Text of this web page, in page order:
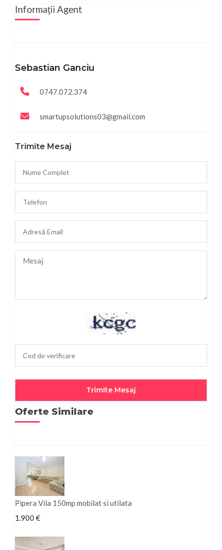
Informaţii Agent
Sebastian Ganciu
0747.072.374
smartupsolutions03@gmail.com
Trimite Mesaj
Oferte Similare
Pipera Vila 150mp mobilat si utilata
1.900 €